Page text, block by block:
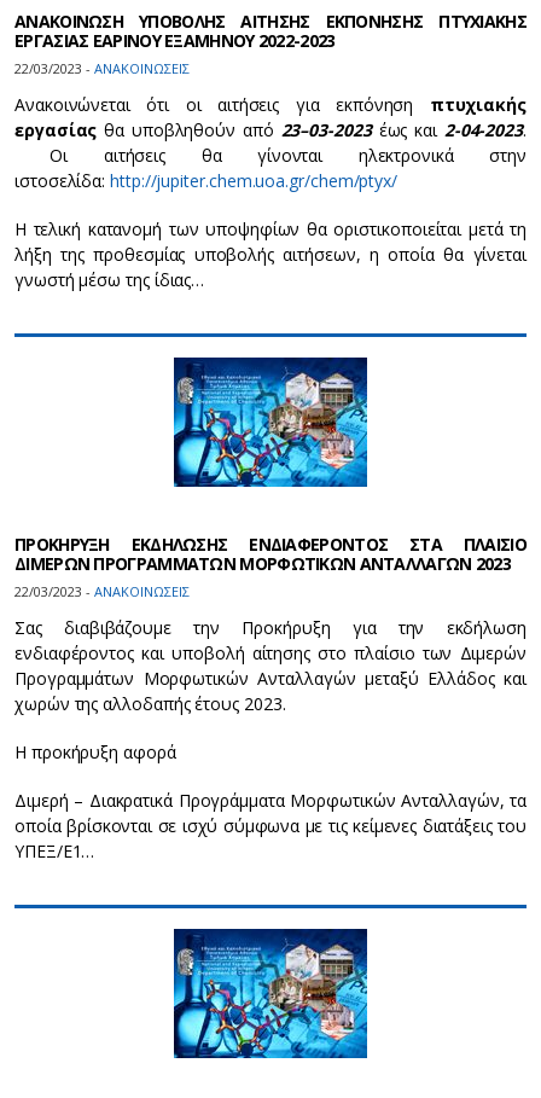
ΑΝΑΚΟΙΝΩΣΗ ΥΠΟΒΟΛΗΣ ΑΙΤΗΣΗΣ ΕΚΠΟΝΗΣΗΣ ΠΤΥΧΙΑΚΗΣ
ΕΡΓΑΣΙΑΣ ΕΑΡΙΝΟΥ ΕΞΑΜΗΝΟΥ 2022-2023
22/03/2023 - ΑΝΑΚΟΙΝΩΣΕΙΣ
Ανακοινώνεται ότι οι αιτήσεις για εκπόνηση πτυχιακής
εργασίας θα υποβληθούν από 23–03-2023 έως και 2-04-2023.
Oι αιτήσεις θα γίνονται ηλεκτρονικά στην
ιστοσελίδα:http://jupiter.chem.uoa.gr/chem/ptyx/
Η τελική κατανομή των υποψηφίων θα οριστικοποιείται μετά τη
λήξη της προθεσμίας υποβολής αιτήσεων, η οποία θα γίνεται
γνωστή μέσω της ίδιας…
ΠΡΟΚΗΡΥΞΗ ΕΚΔΗΛΩΣΗΣ ΕΝΔΙΑΦΕΡΟΝΤΟΣ ΣΤΑ ΠΛΑΙΣΙΟ
ΔΙΜΕΡΩΝ ΠΡΟΓΡΑΜΜΑΤΩΝ ΜΟΡΦΩΤΙΚΩΝ ΑΝΤΑΛΛΑΓΩΝ 2023
22/03/2023 - ΑΝΑΚΟΙΝΩΣΕΙΣ
Σας διαβιβάζουμε την Πρoκήρυξη για την εκδήλωση
ενδιαφέροντος και υποβολή αίτησης στο πλαίσιο των Διμερών
Προγραμμάτων Μορφωτικών Ανταλλαγών μεταξύ Ελλάδος και
χωρών της αλλοδαπής έτους 2023.
Η προκήρυξη αφορά
Διμερή – Διακρατικά Προγράμματα Μορφωτικών Ανταλλαγών, τα
οποία βρίσκονται σε ισχύ σύμφωνα με τις κείμενες διατάξεις του
ΥΠΕΞ/Ε1…